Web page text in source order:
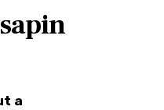
a